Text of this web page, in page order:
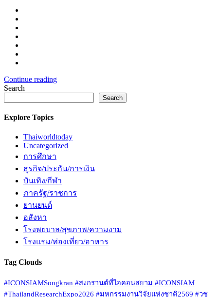
Continue reading
Search
Search
Explore Topics
Thaiworldtoday
Uncategorized
การศึกษา
ธุรกิจ/ประกัน/การเงิน
บันเทิง/กีฬา
ภาครัฐ/ราชการ
ยานยนต์
อสังหา
โรงพยบาล/สุขภาพ/ความงาม
โรงแรม/ท่องเที่ยว/อาหาร
Tag Clouds
#ICONSIAMSongkran #สงกรานต์ที่ไอคอนสยาม #ICONSIAM
#ThailandResearchExpo2026 #มหกรรมงานวิจัยแห่งชาติ2569 #วช